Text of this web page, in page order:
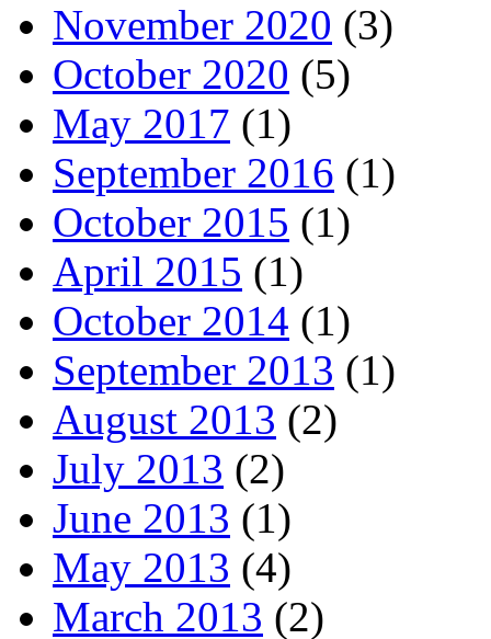
November 2020 (3)
October 2020 (5)
May 2017 (1)
September 2016 (1)
October 2015 (1)
April 2015 (1)
October 2014 (1)
September 2013 (1)
August 2013 (2)
July 2013 (2)
June 2013 (1)
May 2013 (4)
March 2013 (2)